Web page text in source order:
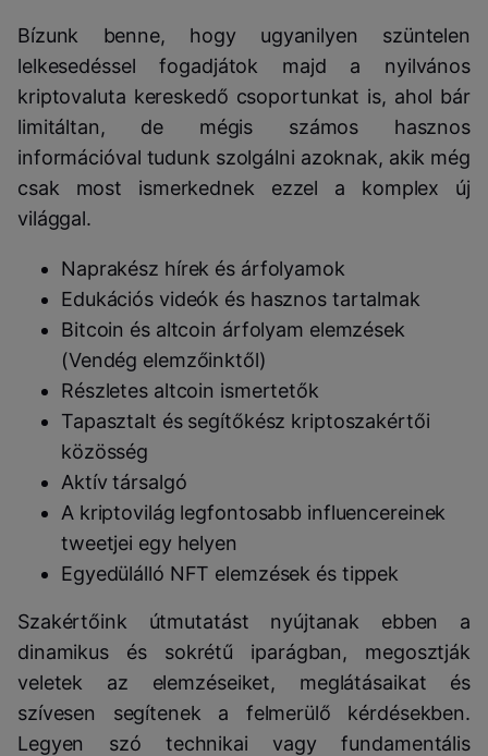
Bízunk benne, hogy ugyanilyen szüntelen
lelkesedéssel fogadjátok majd a nyilvános
kriptovaluta kereskedő csoportunkat is, ahol bár
limitáltan, de mégis számos hasznos
információval tudunk szolgálni azoknak, akik még
csak most ismerkednek ezzel a komplex új
világgal.
Naprakész hírek és árfolyamok
Edukációs videók és hasznos tartalmak
Bitcoin és altcoin árfolyam elemzések
(Vendég elemzőinktől)
Részletes altcoin ismertetők
Tapasztalt és segítőkész kriptoszakértői
közösség
Aktív társalgó
A kriptovilág legfontosabb influencereinek
tweetjei egy helyen
Egyedülálló NFT elemzések és tippek
Szakértőink útmutatást nyújtanak ebben a
dinamikus és sokrétű iparágban, megosztják
veletek az elemzéseiket, meglátásaikat és
szívesen segítenek a felmerülő kérdésekben.
Legyen szó technikai vagy fundamentális